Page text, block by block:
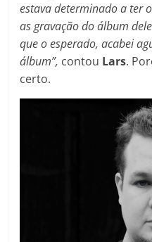
estava determinado a ter
as gravação do álbum
que o esperado, acabei
álbum”, contou Lars.
certo.